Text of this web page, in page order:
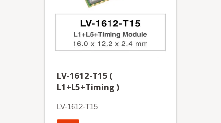
LV-1612-T15 (
L1+L5+Timing )
LV-1612-T15